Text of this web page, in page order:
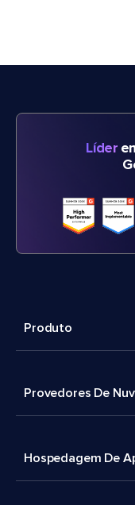
Líder
Produto
Provedores De
Hospedagem De